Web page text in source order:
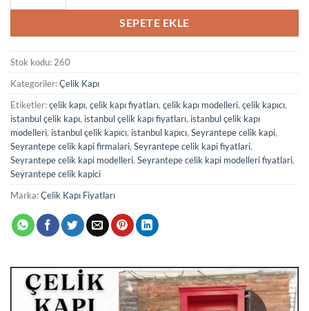
SEPETE EKLE
Stok kodu: 260
Kategoriler:Çelik Kapı
Etiketler:çelik kapı, çelik kapı fiyatları, çelik kapı modelleri, çelik kapıcı,
istanbul çelik kapı, istanbul çelik kapı fiyatları, istanbul çelik kapı
modelleri, istanbul çelik kapıcı, istanbul kapıcı, Seyrantepe celik kapi,
Seyrantepe celik kapi firmalari, Seyrantepe celik kapi fiyatlari,
Seyrantepe celik kapi modelleri, Seyrantepe celik kapi modelleri fiyatlari,
Seyrantepe celik kapici
Marka:Çelik Kapı Fiyatları